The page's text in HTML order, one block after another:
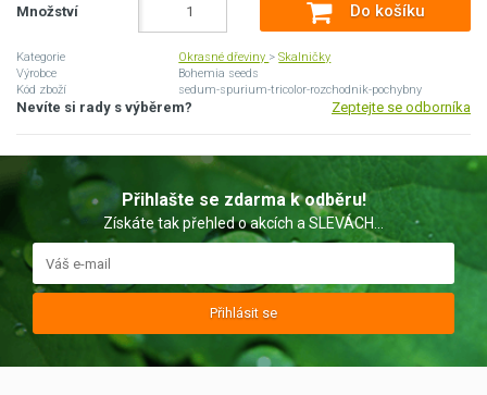
Množství Do košíku
Kategorie Okrasné dřeviny >Skalničky
Výrobce
Bohemia seeds
Kód zboží
sedum-spurium-tricolor-rozchodnik-pochybny
Nevíte si rady s výběrem? Zeptejte se odborníka
Přihlašte se zdarma k odběru!
Získáte tak přehled o akcích a SLEVÁCH...
Přihlásit se